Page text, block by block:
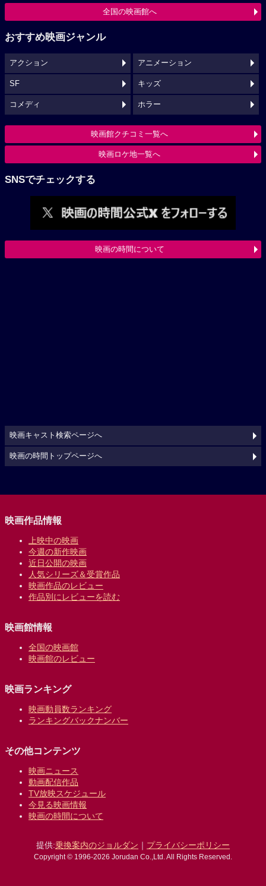
全国の映画館へ
おすすめ映画ジャンル
アクション アニメーション
SF キッズ
コメディ ホラー
映画館クチコミ一覧へ
映画ロケ地一覧へ
SNSでチェックする
映画の時間について
映画キャスト検索ページへ
映画の時間トップページへ
映画作品情報
上映中の映画
今週の新作映画
近日公開の映画
人気シリーズ＆受賞作品
映画作品のレビュー
作品別にレビューを読む
映画館情報
全国の映画館
映画館のレビュー
映画ランキング
映画動員数ランキング
ランキングバックナンバー
その他コンテンツ
映画ニュース
動画配信作品
TV放映スケジュール
今見る映画情報
映画の時間について
提供:乗換案内のジョルダン ｜ プライバシーポリシー
Copyright © 1996-2026 Jorudan Co.,Ltd. All Rights Reserved.